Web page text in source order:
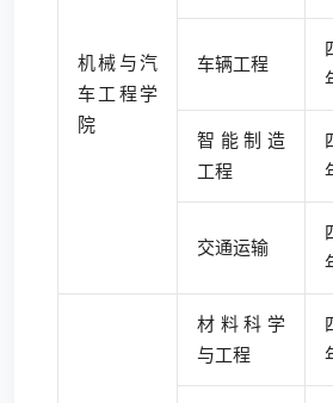
机械与汽
车工程学
院
车辆工程
智能制造
工程
交通运输
材料科学
与工程